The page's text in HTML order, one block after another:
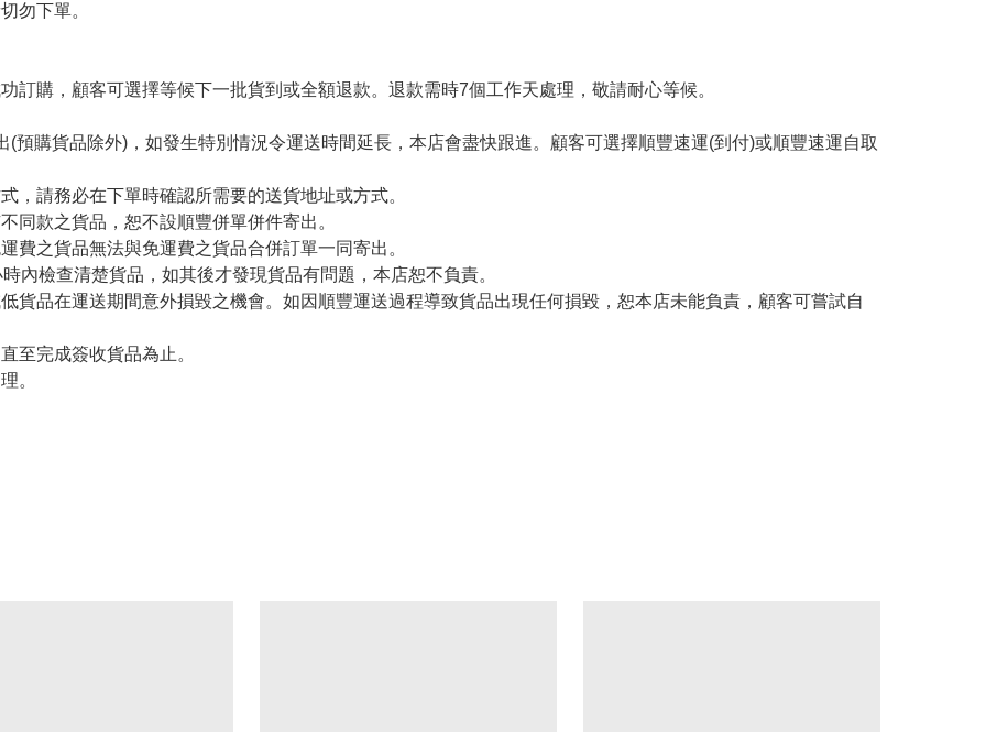
勿下單。
購，顧客可選擇等候下一批貨到或全額退款。退款需時7個工作天處理，敬請耐心等候。
購貨品除外)，如發生特別情況令運送時間延長，本店會盡快跟進。顧客可選擇順豐速運(到付)或順豐速運自取
請務必在下單時確認所需要的送貨地址或方式。
款之貨品，恕不設順豐併單併件寄出。
之貨品無法與免運費之貨品合併訂單一同寄出。
檢查清楚貨品，如其後才發現貨品有問題，本店恕不負責。
品在運送期間意外損毀之機會。如因順豐運送過程導致貨品出現任何損毀，恕本店未能負責，顧客可嘗試自
完成簽收貨品為止。
。